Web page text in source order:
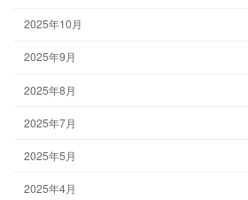
2025年10月
2025年9月
2025年8月
2025年7月
2025年5月
2025年4月